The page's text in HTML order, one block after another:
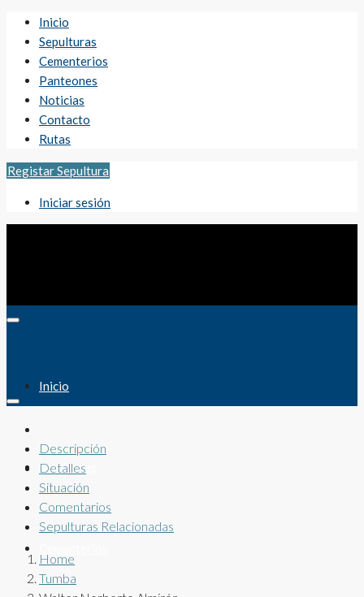
Inicio
Sepulturas
Cementerios
Panteones
Noticias
Contacto
Rutas
Registar Sepultura
Iniciar sesión
Inicio
Sepulturas
Descripción
Detalles
Situación
Comentarios
Sepulturas Relacionadas
Home
Tumba